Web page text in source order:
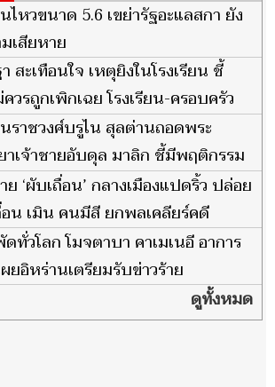
หวขนาด 5.6 เขย่ารัฐอะแลสกา ยัง
เสียหาย
สะเทือนใจ เหตุยิงในโรงเรียน ชี้
วรถูกเพิกเฉย โรงเรียน-ครอบครัว
ดภัยรับฟัง
ราชวงศ์บรูไน สุลต่านถอดพระ
าเจ้าชายอับดุล มาลิก ชี้มีพฤติกรรม
‘ผับเถื่อน’ กลางเมืองแปดริ้ว ปล่อย
อน เมิน คนมีสี ยกพลเคลียร์คดี
ทั่วโลก โมจตาบา คาเมเนอี อาการ
ยอิหร่านเตรียมรับข่าวร้าย
ดูทั้งหมด